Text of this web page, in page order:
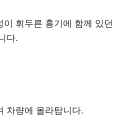
휘두른 흉기에 함께 있던
다.
차량에 올라탑니다.